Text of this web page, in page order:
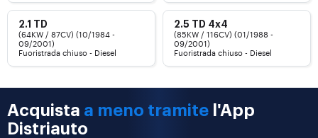
2.1 TD
(64KW / 87CV) (10/1984 -
09/2001)
Fuoristrada chiuso - Diesel
2.5 TD 4x4
(85KW / 116CV) (01/1988 -
09/2001)
Fuoristrada chiuso - Diesel
Acquista a meno tramite l'App
Distriauto